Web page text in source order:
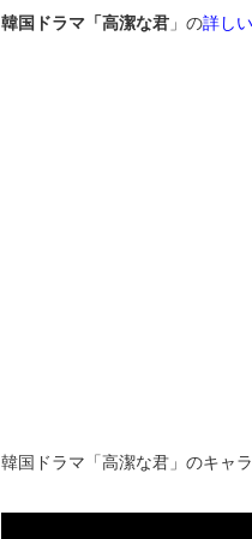
韓国ドラマ「高潔な君」の詳し
韓国ドラマ「高潔な君」のキャ